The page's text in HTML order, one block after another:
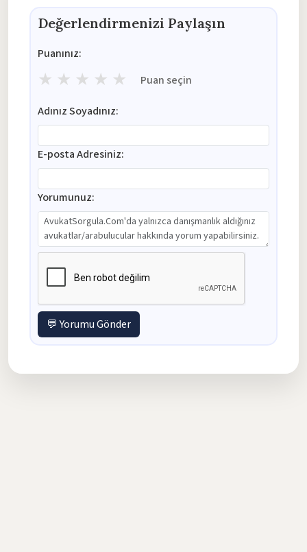
Değerlendirmenizi Paylaşın
Puanınız:
★ ★ ★ ★ ★ Puan seçin
Adınız Soyadınız:
E-posta Adresiniz:
Yorumunuz:
💬 Yorumu Gönder